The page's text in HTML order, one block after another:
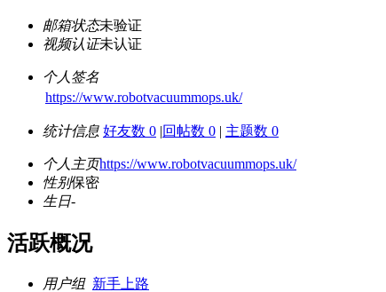
邮箱状态未验证
视频认证未认证
个人签名
https://www.robotvacuummops.uk/
统计信息 好友数 0 |回帖数 0 | 主题数 0
个人主页https://www.robotvacuummops.uk/
性别保密
生日-
活跃概况
用户组 新手上路